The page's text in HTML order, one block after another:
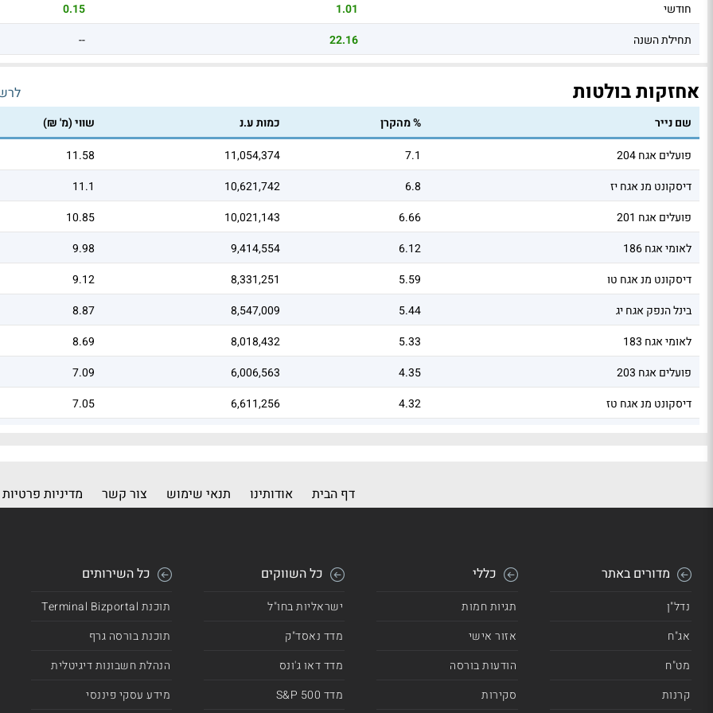
חודשי
1.01
0.15
תחילת השנה
22.16
--
אחזקות בולטות
שם נייר % מהקרן כמות ע.נ
שווי (מ' ₪)
פועלים אגח 204
7.1
11,054,374
11.58
דיסקונט מנ אגח יז
6.8
10,621,742
11.1
פועלים אגח 201
6.66
10,021,143
10.85
לאומי אגח 186
6.12
9,414,554
9.98
דיסקונט מנ אגח טו
5.59
8,331,251
9.12
בינל הנפק אגח יג
5.44
8,547,009
8.87
לאומי אגח 183
5.33
8,018,432
8.69
פועלים אגח 203
4.35
6,006,563
7.09
דיסקונט מנ אגח טז
4.32
6,611,256
7.05
דף הבית אודותינו תנאי שימוש צור קשר מדיניות פרטיות
מדורים באתר
נדל"ן
אג"ח
מט"ח
קרנות
כללי
תגיות חמות
אזור אישי
הודעות בורסה
סקירות
כל השווקים
ישראליות בחו"ל
מדד נאסד"ק
מדד דאו ג'ונס
מדד 500 S&P
כל השירותים
תוכנת Terminal Bizportal
תוכנת בורסה גרף
הנהלת חשבונות דיגיטלית
מידע עסקי פיננסי